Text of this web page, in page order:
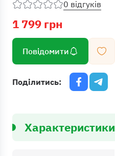
0 відгуків
1 799 грн
Повідомити
Поділитись:
Характеристики